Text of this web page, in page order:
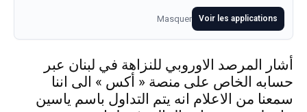
Voir les applications
Masquer
أشار المرصد الاوروبي للنزاهة في لبنان عبر
حسابه الخاص على منصة « أكس » الى اننا
سمعنا من الاعلام انه يتم التداول باسم ياسين